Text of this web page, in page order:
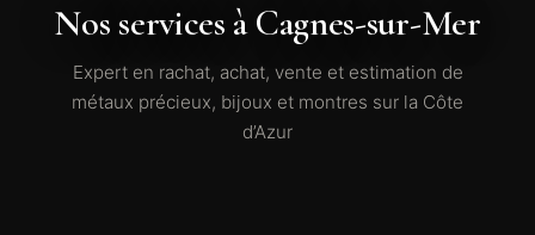
Nos services à Cagnes-sur-Mer
Expert en rachat, achat, vente et estimation de
métaux précieux, bijoux et montres sur la Côte
d’Azur